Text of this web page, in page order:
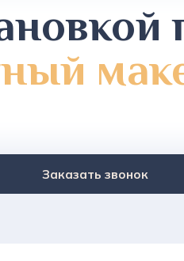
Заказать звонок